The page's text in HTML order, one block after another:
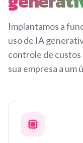
Implantamos a
uso de IA
controle de
sua empresa a um